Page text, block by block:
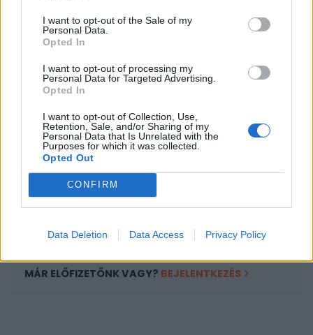
I want to opt-out of the Sale of my
Personal Data.
Opted In
I want to opt-out of processing my
Personal Data for Targeted Advertising.
Opted In
I want to opt-out of Collection, Use,
Retention, Sale, and/or Sharing of my
Personal Data that Is Unrelated with the
Purposes for which it was collected.
Opted Out
CONFIRM
Data Deletion Data Access Privacy Policy
KEDVES OLVASÓNK!
A keresett cikk a portfolio.hu hírarchívumához
tartozik, melynek olvasása előfizetéses
Az előfizetés a következőket tartalmazza:
Portfolio.hu teljes cikkarchívum
Kötéslisták: BÉT elmúlt 2 év napon belüli
kötéslistái
MÁR ELŐFIZETŐNK VAGY? BEJELENTKEZÉS